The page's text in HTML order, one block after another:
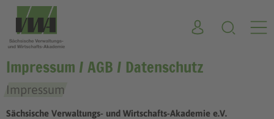
Impressum / AGB / Datenschutz
Impressum
Sächsische Verwaltungs- und Wirtschafts-Akademie e.V.